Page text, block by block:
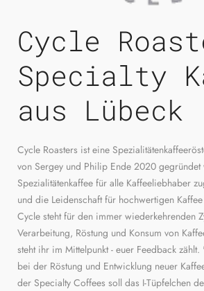
Cycle
Specialty
aus Lübeck
Cycle Roasters ist eine
von Sergey und Philip Ende 2020 gegründet
Spezialitätenkaffee für alle Kaffeeliebhaber
und die Leidenschaft für hochwertigen
Cycle steht für den immer wiederkehrenden
Verarbeitung, Röstung und Konsum von
steht ihr im Mittelpunkt - euer Feedback
bei der Röstung und Entwicklung neuer
der Specialty Coffees soll das I-Tüpfelchen